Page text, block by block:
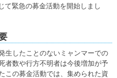
緊急の募金活動を開始しまし
生したことのないミャンマーでの
者数や行方不明者は今後増加が予
この募金活動では、集められた資